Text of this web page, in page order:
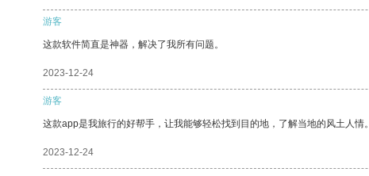
游客
这款软件简直是神器，解决了我所有问题。
2023-12-24
游客
这款app是我旅行的好帮手，让我能够轻松找到目的地，了解当地的风土人情。
2023-12-24